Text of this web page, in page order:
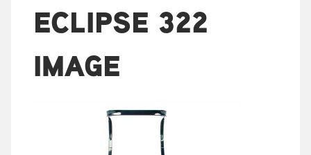
ECLIPSE 322
IMAGE